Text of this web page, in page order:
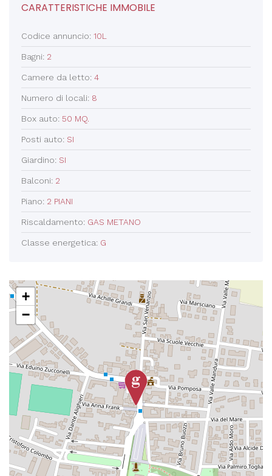
CARATTERISTICHE IMMOBILE
Codice annuncio: 10L
Bagni: 2
Camere da letto: 4
Numero di locali: 8
Box auto: 50 MQ.
Posti auto: SI
Giardino: SI
Balconi: 2
Piano: 2 PIANI
Riscaldamento: GAS METANO
Classe energetica: G
+
−